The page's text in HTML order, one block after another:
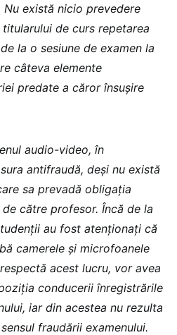
există nicio prevedere
de curs repetarea
la o sesiune de examen la
câteva elemente
predate a căror însușire
audio-video, în
antifraudă, deși nu există
sa prevadă obligația
către profesor. Încă de la
au fost atenționați că
camerele și microfoanele
acest lucru, vor avea
conducerii înregistrările
iar din acestea nu rezulta
fraudării examenului.